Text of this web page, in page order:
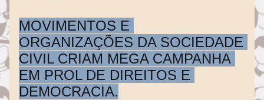
MOVIMENTOS E
ORGANIZAÇÕES DA SOCIEDADE
CIVIL CRIAM MEGA CAMPANHA
EM PROL DE DIREITOS E
DEMOCRACIA.